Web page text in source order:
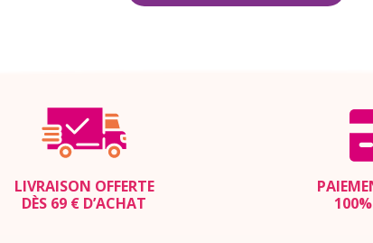
LIVRAISON OFFERTE
DÈS 69 € D’ACHAT
100%